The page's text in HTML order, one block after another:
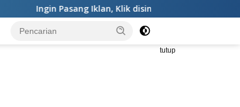
Ingin Pasang Iklan, Klik disini -Ingin Koreksi,
tutup